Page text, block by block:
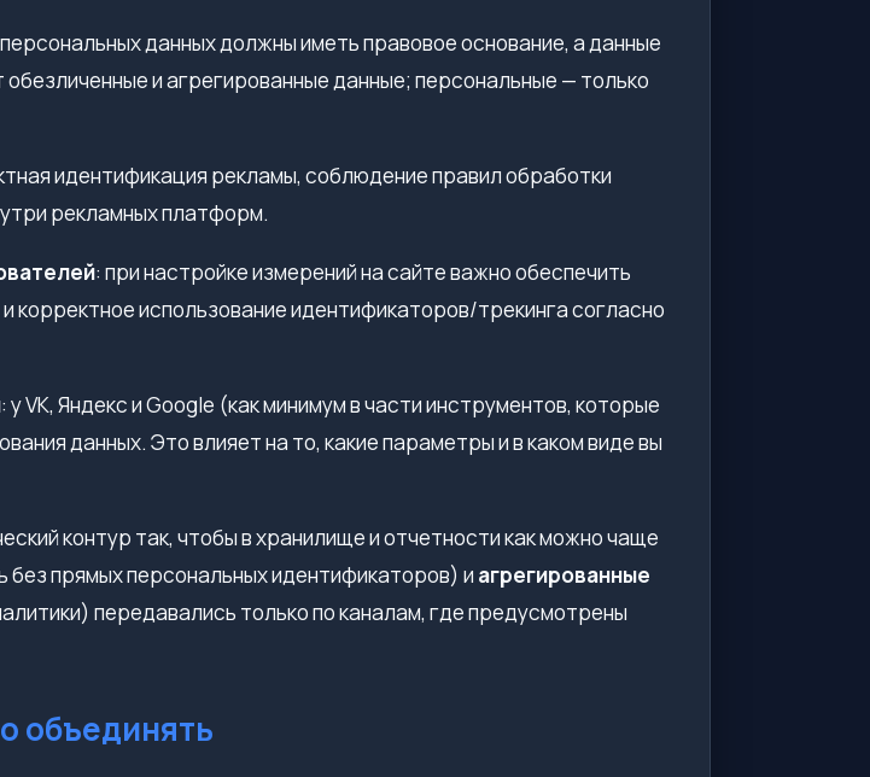
данных должны иметь правовое основание, а данные
и агрегированные данные; персональные — только
идентификация рекламы, соблюдение правил обработки
рекламных платформ.
: при настройке измерений на сайте важно обеспечить
корректное использование идентификаторов/трекинга согласно
: у VK, Яндекс и Google (как минимум в части инструментов, которые
данных. Это влияет на то, какие параметры и в каком виде вы
контур так, чтобы в хранилище и отчетности как можно чаще
без прямых персональных идентификаторов) и агрегированные
передавались только по каналам, где предусмотрены
объединять